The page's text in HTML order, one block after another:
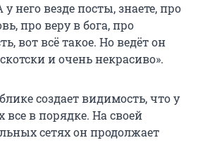
него везде посты, знаете, про
про веру в бога, про
вот всё такое. Но ведёт он
и очень некрасиво».
создает видимость, что у
в порядке. На своей
сетях он продолжает